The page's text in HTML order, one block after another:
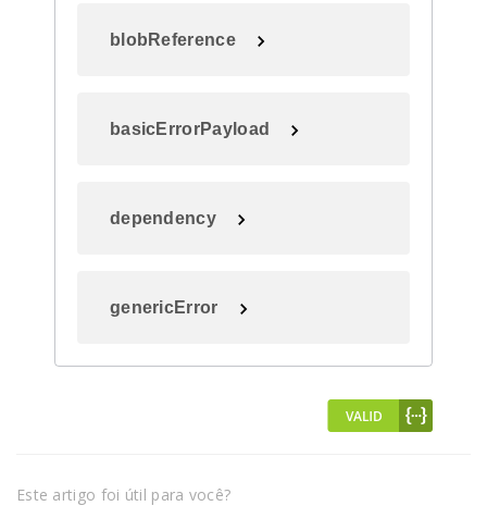
blobReference
basicErrorPayload
dependency
genericError
Este artigo foi útil para você?